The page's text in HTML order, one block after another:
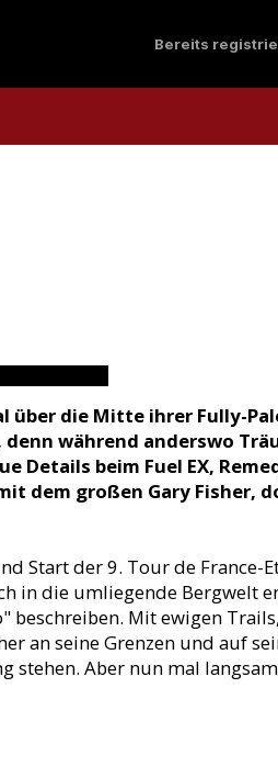
Bereits
über die Mitte ihrer Fully-
während anderswo
Details beim Fuel EX,
dem großen Gary Fisher,
Start der 9. Tour de France-
in die umliegende Bergwelt
beschreiben. Mit ewigen
an seine Grenzen und auf
stehen. Aber nun mal